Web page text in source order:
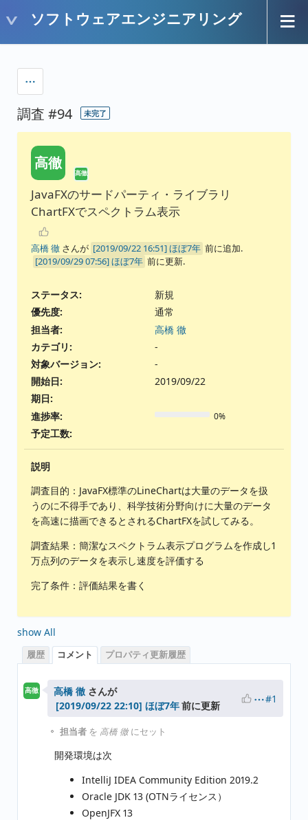
ソフトウェアエンジニアリング
調査 #94 未完了
高徹
高徹
JavaFXのサードパーティ・ライブラリ
ChartFXでスペクトラム表示
高橋 徹 さんが ほぼ7年 前に追加.
ほぼ7年 前に更新.
ステータス:
新規
優先度:
通常
担当者:
高橋 徹
カテゴリ:
-
対象バージョン:
-
開始日:
2019/09/22
期日:
進捗率:
0%
予定工数:
説明
調査目的：JavaFX標準のLineChartは大量のデータを扱
うのに不得手であり、科学技術分野向けに大量のデータ
を高速に描画できるとされるChartFXを試してみる。
調査結果：簡潔なスペクトラム表示プログラムを作成し1
万点列のデータを表示し速度を評価する
完了条件：評価結果を書く
show All
履歴 コメント プロパティ更新履歴
高徹 高橋 徹 さんが
ほぼ7年前に更新
#1
担当者 を 高橋 徹にセット
開発環境は次
IntelliJ IDEA Community Edition 2019.2
Oracle JDK 13 (OTNライセンス）
OpenJFX 13